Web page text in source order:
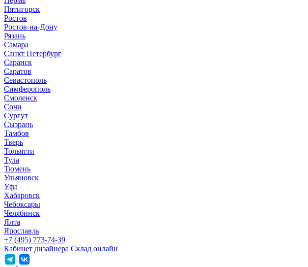
Пятигорск
Ростов
Ростов-на-Дону
Рязань
Самара
Санкт Петербург
Саранск
Саратов
Севастополь
Симферополь
Смоленск
Сочи
Сургут
Сызрань
Тамбов
Тверь
Тольятти
Тула
Тюмень
Ульяновск
Уфа
Хабаровск
Чебоксары
Челябинск
Ялта
Ярославль
+7 (495) 773-74-39
Кабинет дизайнера Склад онлайн